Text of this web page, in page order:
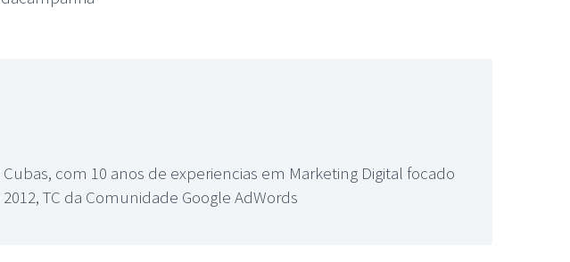
com 10 anos de experiencias em Marketing Digital focado
TC da Comunidade Google AdWords